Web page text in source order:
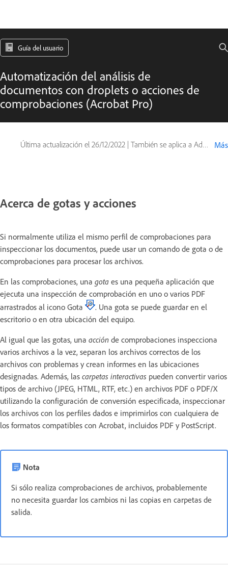
Guía del usuario
Automatización del análisis de
documentos con droplets o acciones de
comprobaciones (Acrobat Pro)
Última actualización el 26/12/2022 | También se aplica a Adobe Acrobat 2017, Adobe Acrobat 2020 Más
Acerca de gotas y acciones
Si normalmente utiliza el mismo perfil de comprobaciones para
inspeccionar los documentos, puede usar un comando de gota o de
comprobaciones para procesar los archivos.
En las comprobaciones, una gota es una pequeña aplicación que
ejecuta una inspección de comprobación en uno o varios PDF
arrastrados al icono Gota
. Una gota se puede guardar en el
escritorio o en otra ubicación del equipo.
Al igual que las gotas, una acción de comprobaciones inspecciona
varios archivos a la vez, separan los archivos correctos de los
archivos con problemas y crean informes en las ubicaciones
designadas. Además, las carpetas interactivas pueden convertir varios
tipos de archivo (JPEG, HTML, RTF, etc.) en archivos PDF o PDF/X
utilizando la configuración de conversión especificada, inspeccionar
los archivos con los perfiles dados e imprimirlos con cualquiera de
los formatos compatibles con Acrobat, incluidos PDF y PostScript.
Nota
Si sólo realiza comprobaciones de archivos, probablemente
no necesita guardar los cambios ni las copias en carpetas de
salida.